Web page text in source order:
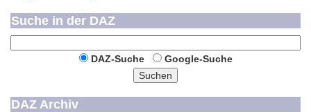
Suche in der DAZ
DAZ-Suche
Google-Suche
Suchen
DAZ Archiv